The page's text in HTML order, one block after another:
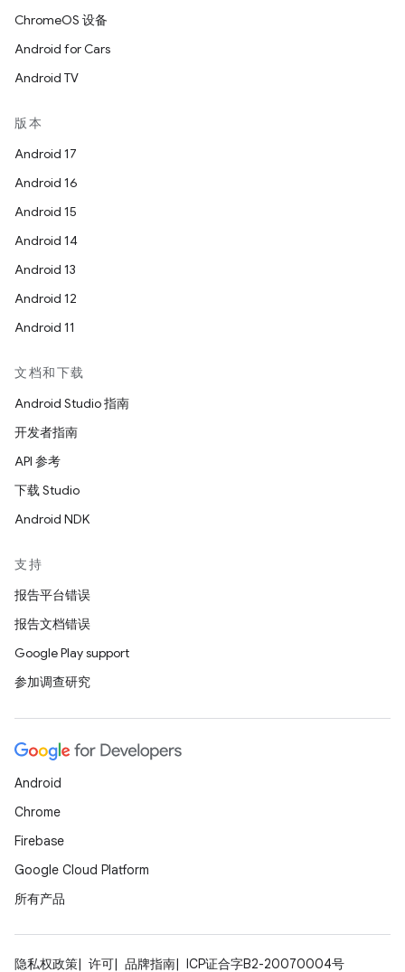
ChromeOS 设备
Android for Cars
Android TV
版本
Android 17
Android 16
Android 15
Android 14
Android 13
Android 12
Android 11
文档和下载
Android Studio 指南
开发者指南
API 参考
下载 Studio
Android NDK
支持
报告平台错误
报告文档错误
Google Play support
参加调查研究
Android
Chrome
Firebase
Google Cloud Platform
所有产品
隐私权政策 许可 品牌指南
ICP证合字B2-20070004号